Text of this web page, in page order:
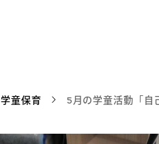
学童保育 5月の学童活動「自